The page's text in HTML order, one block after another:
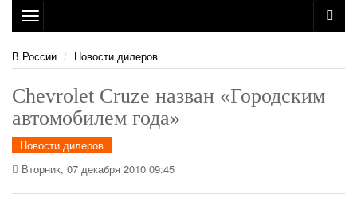
Toggle
navigation
В России
Новости дилеров
Chevrolet Cruze назван «Городским
автомобилем года»
Новости дилеров
Вторник, 07 декабря 2010 09:45